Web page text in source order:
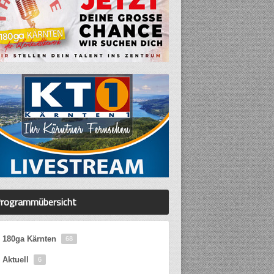
180ga Kärnten 68
Aktuell 6